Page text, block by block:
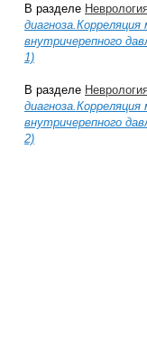
В разделе
внутричерепного
1)
В разделе
внутричерепного
2)